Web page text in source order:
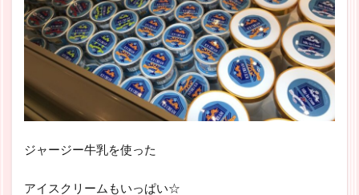
ジャージー牛乳を使った
アイスクリームもいっぱい☆